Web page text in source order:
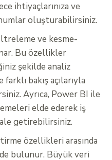
ihtiyaçlarınıza ve
oluşturabilirsiniz.
ve kesme-
Bu özellikler
şekilde analiz
bakış açılarıyla
Ayrıca, Power BI ile
elde ederek iş
getirebilirsiniz.
özellikleri arasında
bulunur. Büyük veri